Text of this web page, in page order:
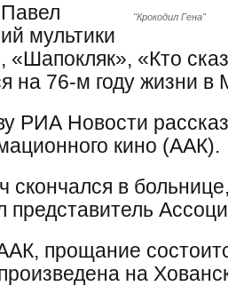
"Крокодил Гена"
мультики
«Шапокляк», «Кто
на 76-м году жизни в
РИА Новости
кино (ААК).
скончался в
представитель
прощание
на